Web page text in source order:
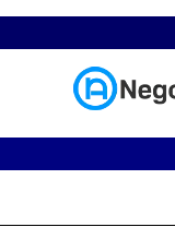
to
Últimas
noticias,
Header